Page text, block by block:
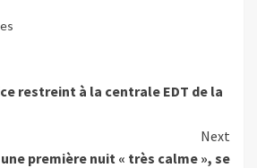
restreint à la centrale EDT de la
Next
première nuit « très calme », se